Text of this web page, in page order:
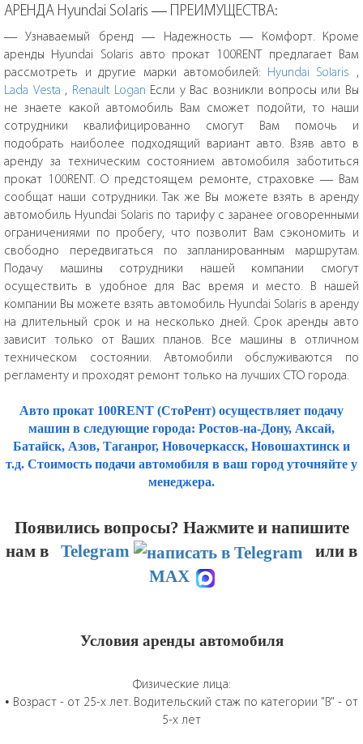
АРЕНДА Hyundai Solaris — ПРЕИМУЩЕСТВА:
— Узнаваемый бренд — Надежность — Комфорт. Кроме
аренды Hyundai Solaris авто прокат 100RENT предлагает Вам
рассмотреть и другие марки автомобилей: Hyundai Solaris ,
Lada Vesta , Renault Logan Если у Вас возникли вопросы или Вы
не знаете какой автомобиль Вам сможет подойти, то наши
сотрудники квалифицированно смогут Вам помочь и
подобрать наиболее подходящий вариант авто. Взяв авто в
аренду за техническим состоянием автомобиля заботиться
прокат 100RENT. О предстоящем ремонте, страховке — Вам
сообщат наши сотрудники. Так же Вы можете взять в аренду
автомобиль Hyundai Solaris по тарифу с заранее оговоренными
ограничениями по пробегу, что позволит Вам сэкономить и
свободно передвигаться по запланированным маршрутам.
Подачу машины сотрудники нашей компании смогут
осуществить в удобное для Вас время и место. В нашей
компании Вы можете взять автомобиль Hyundai Solaris в аренду
на длительный срок и на несколько дней. Срок аренды авто
зависит только от Ваших планов. Все машины в отличном
техническом состоянии. Автомобили обслуживаются по
регламенту и проходят ремонт только на лучших СТО города.
Авто прокат 100RENT (СтоРент) осуществляет подачу
машин в следующие города: Ростов-на-Дону, Аксай,
Батайск, Азов, Таганрог, Новочеркасск, Новошахтинск и
т.д. Стоимость подачи автомобиля в ваш город уточняйте у
менеджера.
Появились вопросы? Нажмите и напишите
нам в Telegram
или в
MAX
Условия аренды автомобиля
Физические лица:
• Возраст - от 25-х лет. Водительский стаж по категории "B" - от
5-х лет